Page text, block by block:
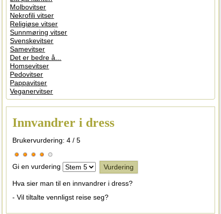
Molbovitser
Nekrofili vitser
Religiøse vitser
Sunnmøring vitser
Svenskevitser
Samevitser
Det er bedre å...
Homsevitser
Pedovitser
Pappavitser
Veganervitser
Innvandrer i dress
Brukervurdering:4 /5
Gi en vurdering
Hva sier man til en innvandrer i dress?
- Vil tiltalte vennligst reise seg?